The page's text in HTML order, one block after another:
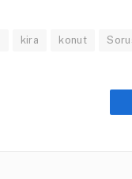
kira konut